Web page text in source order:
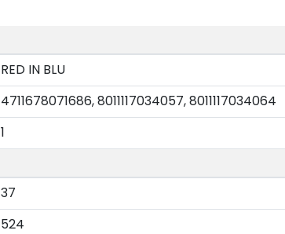
RED IN BLU
4711678071686, 8011117034057, 8011117034064
1
37
524